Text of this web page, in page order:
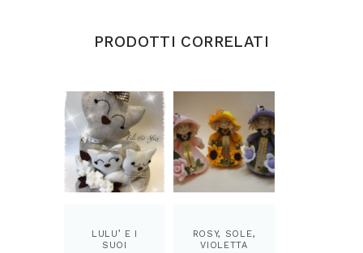
PRODOTTI CORRELATI
LULU’ E I
SUOI
ROSY, SOLE,
VIOLETTA